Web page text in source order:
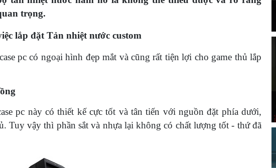
trọng.
lắp đặt Tản nhiệt nước custom
pc có ngoại hình đẹp mắt và cũng rất tiện lợi cho game thủ lắp
pc này có thiết kế cực tốt và tân tiến với nguồn đặt phía dưới,
Tuy vậy thì phần sắt và nhựa lại không có chất lượng tốt - thứ đã